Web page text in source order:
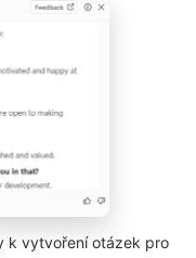
k vytvoření otázek pro